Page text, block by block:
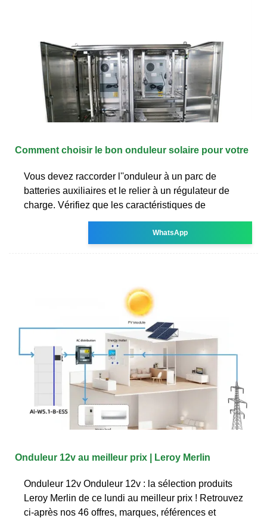
Comment choisir le bon onduleur solaire pour votre
Vous devez raccorder l''onduleur à un parc de
batteries auxiliaires et le relier à un régulateur de
charge. Vérifiez que les caractéristiques de
WhatsApp
Onduleur 12v au meilleur prix | Leroy Merlin
Onduleur 12v Onduleur 12v : la sélection produits
Leroy Merlin de ce lundi au meilleur prix ! Retrouvez
ci-après nos 46 offres, marques, références et